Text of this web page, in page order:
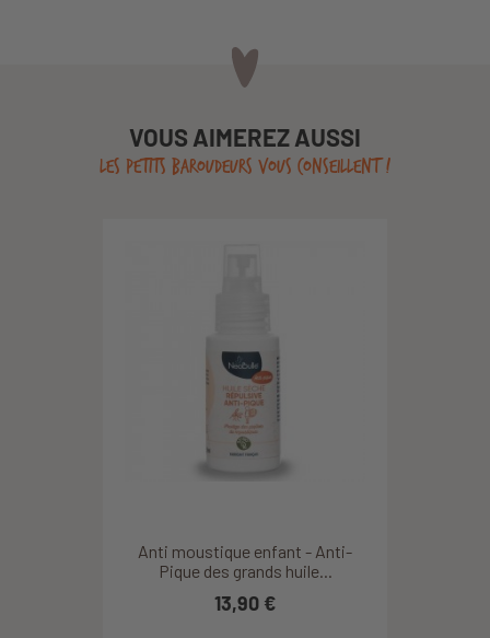
VOUS AIMEREZ AUSSI
LES PETITS BAROUDEURS VOUS CONSEILLENT !
Anti moustique enfant - Anti-
Pique des grands huile...
13,90 €